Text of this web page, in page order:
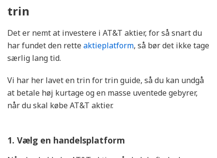
trin
Det er nemt at investere i AT&T aktier, for så snart du
har fundet den retteaktieplatform, så bør det ikke tage
særlig lang tid.
Vi har her lavet en trin for trin guide, så du kan undgå
at betale høj kurtage og en masse uventede gebyrer,
når du skal købe AT&T aktier.
1. Vælg en handelsplatform